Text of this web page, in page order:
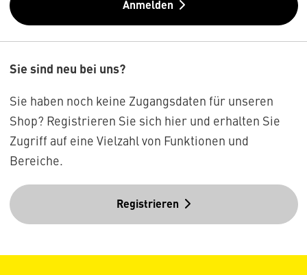
Anmelden
Sie sind neu bei uns?
Sie haben noch keine Zugangsdaten für unseren
Shop? Registrieren Sie sich hier und erhalten Sie
Zugriff auf eine Vielzahl von Funktionen und
Bereiche.
Registrieren